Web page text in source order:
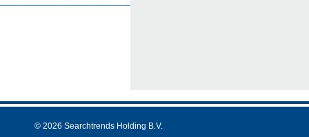
© 2026 Searchtrends Holding B.V.